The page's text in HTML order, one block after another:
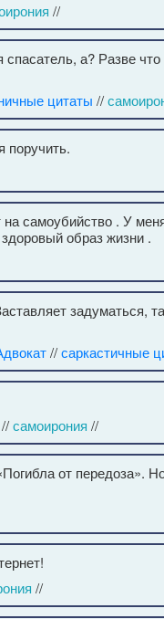
//
а? Разве
цитаты //
поручить.
самоубийство . У
образ жизни .
задуматься,
//саркастичные
//самоирония //
от передоза».
//